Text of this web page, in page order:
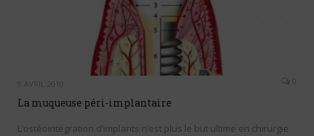
9 AVRIL 2010 0
La muqueuse péri-implantaire
L’ostéointégration d’implants n’est plus le but ultime en chirurgie